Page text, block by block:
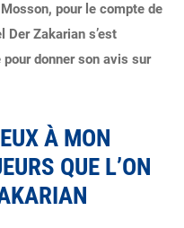
pour le compte de
Der Zakarian s’est
donner son avis sur
À MON
QUE L’ON